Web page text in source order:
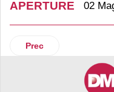
APERTURE 02
Articolo precedente:
Prec